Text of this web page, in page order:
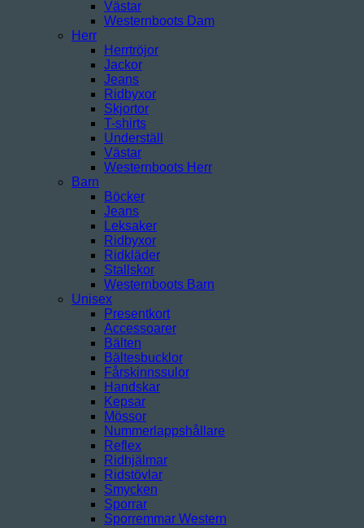
Västar
Westernboots Dam
Herr
Herrtröjor
Jackor
Jeans
Ridbyxor
Skjortor
T-shirts
Underställ
Västar
Westernboots Herr
Barn
Böcker
Jeans
Leksaker
Ridbyxor
Ridkläder
Stallskor
Westernboots Barn
Unisex
Presentkort
Accessoarer
Bälten
Bältesbucklor
Fårskinnssulor
Handskar
Kepsar
Mössor
Nummerlappshållare
Reflex
Ridhjälmar
Ridstövlar
Smycken
Sporrar
Sporremmar Western